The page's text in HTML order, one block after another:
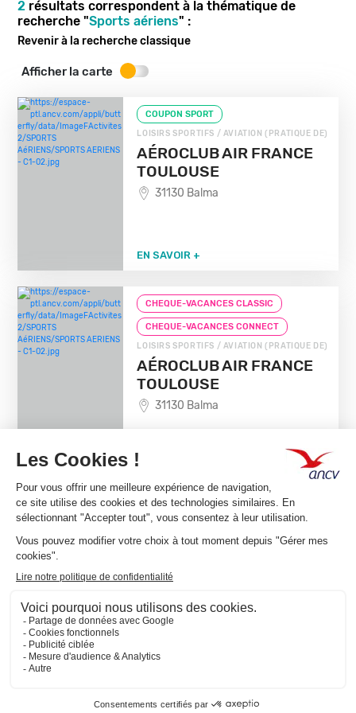
2 résultats correspondent à la thématique de
recherche "Sports aériens" :
Revenir à la recherche classique
Afficher la carte
COUPON SPORT
LOISIRS SPORTIFS / AVIATION (PRATIQUE DE)
AÉROCLUB AIR FRANCE
TOULOUSE
31130 Balma
EN SAVOIR +
CHEQUE-VACANCES CLASSIC
CHEQUE-VACANCES CONNECT
LOISIRS SPORTIFS / AVIATION (PRATIQUE DE)
AÉROCLUB AIR FRANCE
TOULOUSE
31130 Balma
Team Classic,
Connect ou
les deux ?